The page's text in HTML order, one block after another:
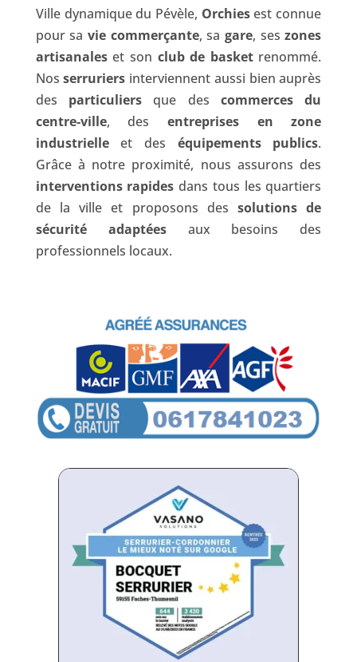
Ville dynamique du Pévèle, Orchiesest connue
pour savie commerçante, sa gare, seszones
artisanaleset son club de basketrenommé.
Nosserruriers interviennent aussi bien auprès
des particuliers que des commerces du
centre-ville, des entreprises en zone
industrielleet des équipements publics.
Grâce à notre proximité, nous assurons des
interventions rapides dans tous les quartiers
de la ville et proposons des solutions de
sécurité adaptéesaux besoins des
professionnels locaux.